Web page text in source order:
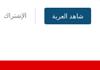
الإشتراك شاهد العربة